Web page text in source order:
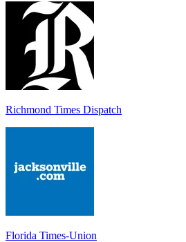
Richmond Times Dispatch
Florida Times-Union